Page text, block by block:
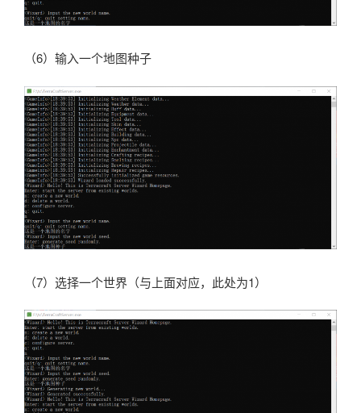
（6）输入一个地图种子
（7）选择一个世界（与上面对应，此处为1）